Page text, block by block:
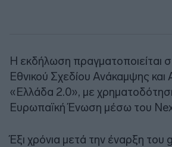
Η εκδήλωση πραγματοποιείται
Εθνικού Σχεδίου Ανάκαμψης και
«Ελλάδα 2.0», με
Ευρωπαϊκή Ένωση μέσω του
Έξι χρόνια μετά την έναρξη